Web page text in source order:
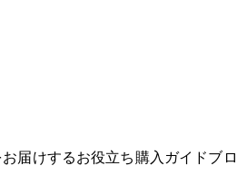
お届けするお役立ち購入ガイドブロ